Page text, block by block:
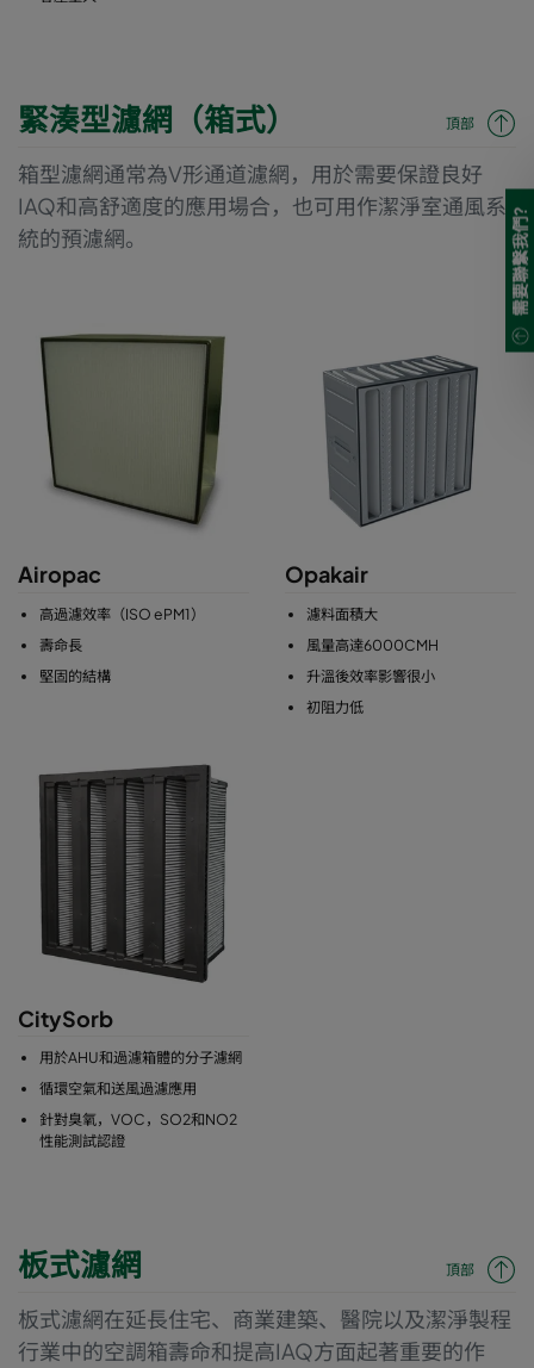
緊湊型濾網（箱式） 頂部
箱型濾網通常為V形通道濾網，用於需要保證良好
IAQ和高舒適度的應用場合，也可用作潔淨室通風系
統的預濾網。
Airopac
高過濾效率（ISO ePM1）
壽命長
堅固的結構
Opakair
濾料面積大
風量高達6000CMH
升溫後效率影響很小
初阻力低
CitySorb
用於AHU和過濾箱體的分子濾網
循環空氣和送風過濾應用
針對臭氧，VOC，SO2和NO2
性能測試認證
板式濾網 頂部
板式濾網在延長住宅、商業建築、醫院以及潔淨製程
行業中的空調箱壽命和提高IAQ方面起著重要的作
需要聯繫我們?